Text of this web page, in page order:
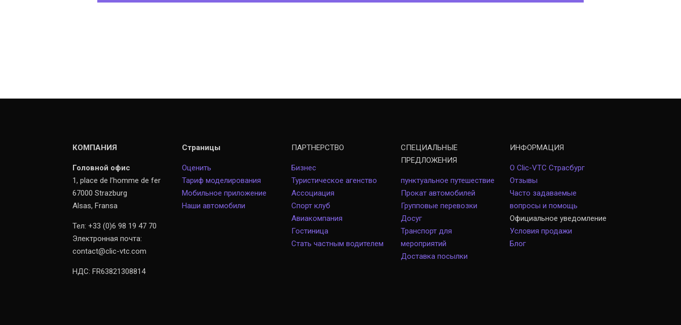
КОМПАНИЯ
Головной офис
1, place de l’homme de fer
67000 Strazburg
Alsas, Fransa
Тел: +33 (0)6 98 19 47 70
Электронная почта:
contact@clic-vtc.com
НДС: FR63821308814
Страницы
Оценить
Тариф моделирования
Мобильное приложение
Наши автомобили
ПАРТНЕРСТВО
Бизнес
Туристическое агенство
Ассоциация
Спорт клуб
Авиакомпания
Гостиница
Стать частным водителем
СПЕЦИАЛЬНЫЕ
ПРЕДЛОЖЕНИЯ
пунктуальное путешествие
Прокат автомобилей
Групповые перевозки
Досуг
Транспорт для
мероприятий
Доставка посылки
ИНФОРМАЦИЯ
О Clic-VTC Страсбург
Отзывы
Часто задаваемые
вопросы и помощь
Официальное уведомление
Условия продажи
Блог